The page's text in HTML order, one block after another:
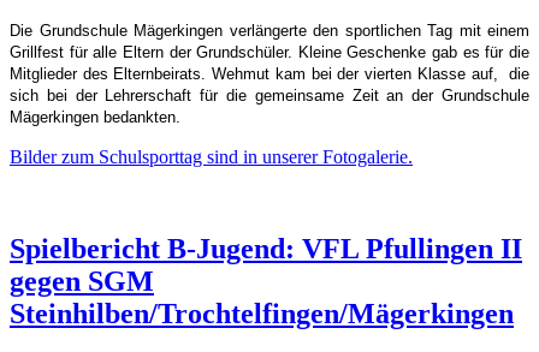
Die Grundschule Mägerkingen verlängerte den sportlichen Tag mit einem
Grillfest für alle Eltern der Grundschüler. Kleine Geschenke gab es für die
Mitglieder des Elternbeirats. Wehmut kam bei der vierten Klasse auf, die
sich bei der Lehrerschaft für die gemeinsame Zeit an der Grundschule
Mägerkingen bedankten.
Bilder zum Schulsporttag sind in unserer Fotogalerie.
Spielbericht B-Jugend: VFL Pfullingen II
gegen SGM
Steinhilben/Trochtelfingen/Mägerkingen